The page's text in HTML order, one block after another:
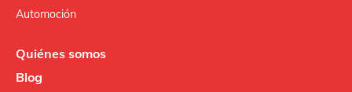
Automoción
Quiénes somos
Blog